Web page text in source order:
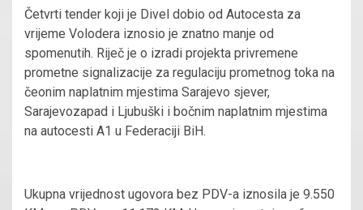
Četvrti tender koji je Divel dobio od Autocesta za
vrijeme Volodera iznosio je znatno manje od
spomenutih. Riječ je o izradi projekta privremene
prometne signalizacije za regulaciju prometnog toka na
čeonim naplatnim mjestima Sarajevo sjever,
Sarajevozapad i Ljubuški i bočnim naplatnim mjestima
na autocesti A1 u Federaciji BiH.
Ukupna vrijednost ugovora bez PDV-a iznosila je 9.550